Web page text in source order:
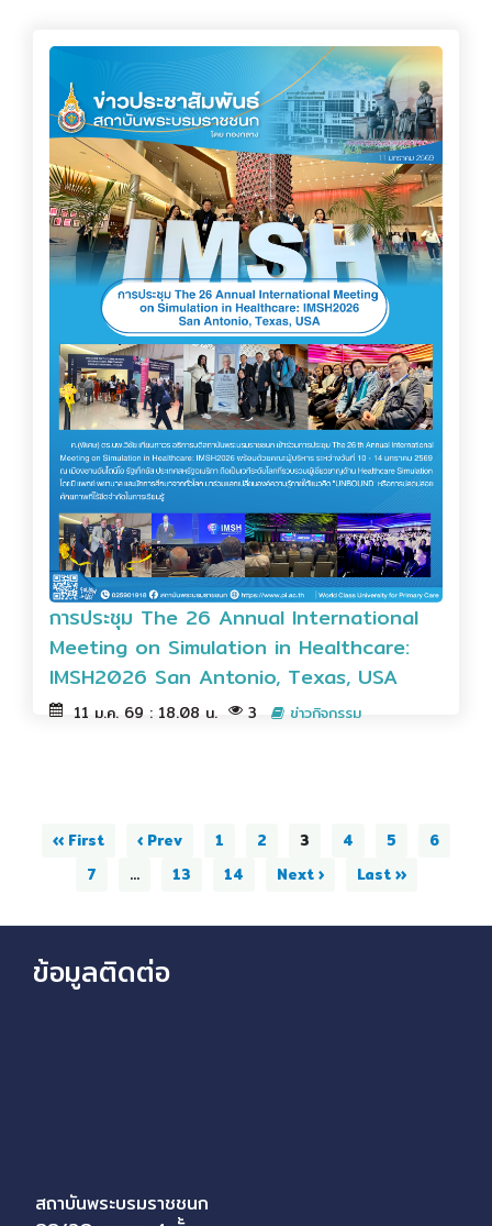
การประชุม The 26 Annual International
Meeting on Simulation in Healthcare:
IMSH2026 San Antonio, Texas, USA
11 ม.ค. 69 : 18.08 น. 3 ข่าวกิจกรรม
‹‹ First ‹ Prev 1 2 3 4 5
6
7
... 13 14 Next › Last ››
ข้อมูลติดต่อ
สถาบันพระบรมราชชนก